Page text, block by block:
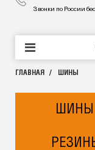
Звонки по России
ГЛАВНАЯ ШИНЫ
ШИНЫ